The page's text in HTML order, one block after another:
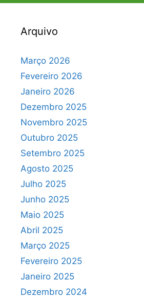
Arquivo
Março 2026
Fevereiro 2026
Janeiro 2026
Dezembro 2025
Novembro 2025
Outubro 2025
Setembro 2025
Agosto 2025
Julho 2025
Junho 2025
Maio 2025
Abril 2025
Março 2025
Fevereiro 2025
Janeiro 2025
Dezembro 2024